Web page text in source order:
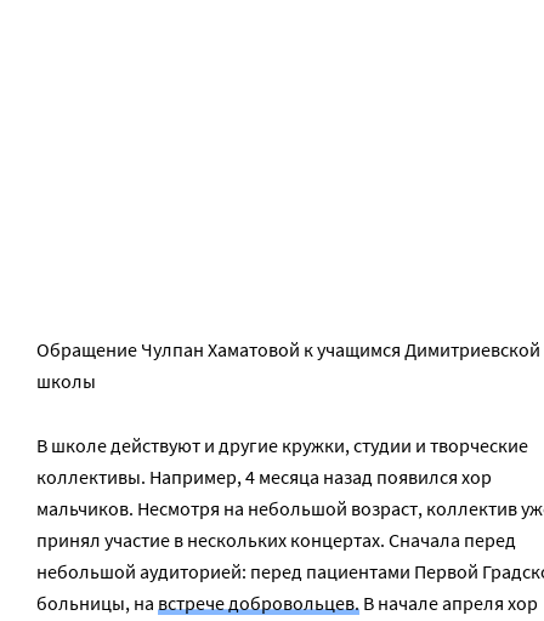
Обращение Чулпан Хаматовой к учащимся Димитриевской
школы
В школе действуют и другие кружки, студии и творческие
коллективы. Например, 4 месяца назад появился хор
мальчиков. Несмотря на небольшой возраст, коллектив
принял участие в нескольких концертах. Сначала перед
небольшой аудиторией: перед пациентами Первой
больницы, на встрече добровольцев. В начале апреля хор